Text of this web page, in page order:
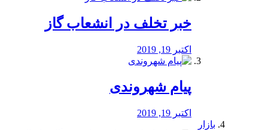
خبر تخلف در انشعاب گاز
اکتبر 19, 2019
پیام شهروندی
اکتبر 19, 2019
بازار